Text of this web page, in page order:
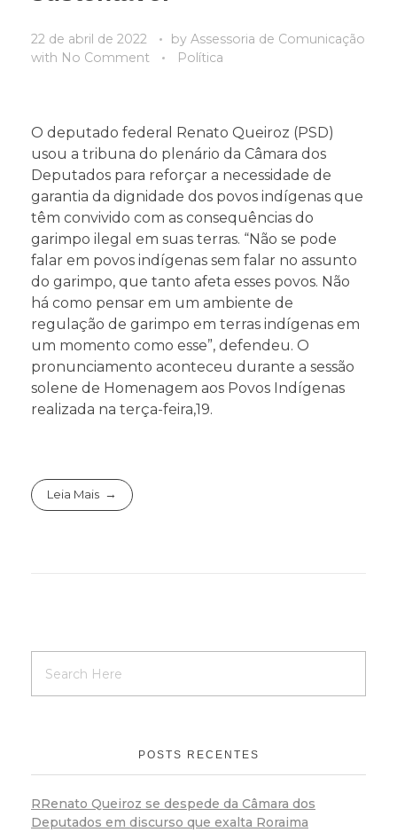
22 de abril de 2022 by Assessoria de Comunicação
with No Comment Política
O deputado federal Renato Queiroz (PSD)
usou a tribuna do plenário da Câmara dos
Deputados para reforçar a necessidade de
garantia da dignidade dos povos indígenas que
têm convivido com as consequências do
garimpo ilegal em suas terras. “Não se pode
falar em povos indígenas sem falar no assunto
do garimpo, que tanto afeta esses povos. Não
há como pensar em um ambiente de
regulação de garimpo em terras indígenas em
um momento como esse”, defendeu. O
pronunciamento aconteceu durante a sessão
solene de Homenagem aos Povos Indígenas
realizada na terça-feira,19.
Leia Mais
POSTS RECENTES
RRenato Queiroz se despede da Câmara dos
Deputados em discurso que exalta Roraima